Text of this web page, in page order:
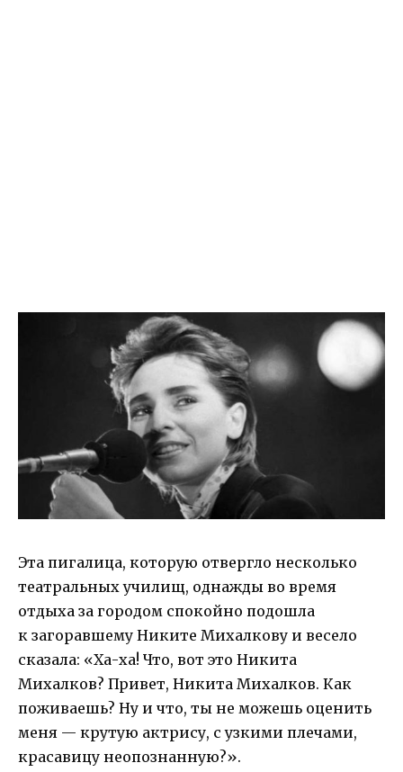
Эта пигалица, которую отвергло несколько
театральных училищ, однажды во время
отдыха за городом спокойно подошла
к загоравшему Никите Михалкову и весело
сказала: «Ха-ха! Что, вот это Никита
Михалков? Привет, Никита Михалков. Как
поживаешь? Ну и что, ты не можешь оценить
меня — крутую актрису, с узкими плечами,
красавицу неопознанную?».